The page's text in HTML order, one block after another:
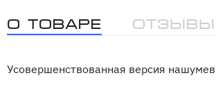
О товаре Отзывы
Усовершенствованная версия